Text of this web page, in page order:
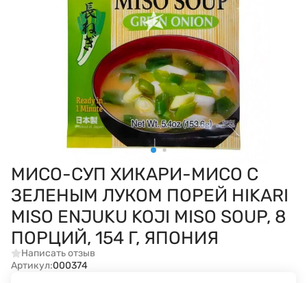
МИСО-СУП ХИКАРИ-МИСО С
ЗЕЛЕНЫМ ЛУКОМ ПОРЕЙ HIKARI
MISO ENJUKU KOJI MISO SOUP, 8
ПОРЦИЙ, 154 Г, ЯПОНИЯ
Написать отзыв
Артикул:000374